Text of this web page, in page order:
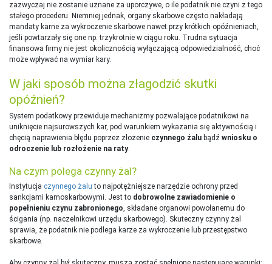
zazwyczaj nie zostanie uznane za uporczywe, o ile podatnik nie czyni z tego
stałego procederu. Niemniej jednak, organy skarbowe często nakładają
mandaty karne za wykroczenie skarbowe nawet przy krótkich opóźnieniach,
jeśli powtarzały się one np. trzykrotnie w ciągu roku. Trudna sytuacja
finansowa firmy nie jest okolicznością wyłączającą odpowiedzialność, choć
może wpływać na wymiar kary.
W jaki sposób można złagodzić skutki
opóźnień?
System podatkowy przewiduje mechanizmy pozwalające podatnikowi na
uniknięcie najsurowszych kar, pod warunkiem wykazania się aktywnością i
chęcią naprawienia błędu poprzez złożenie czynnego żalu bądź wniosku o
odroczenie lub rozłożenie na raty.
Na czym polega czynny żal?
Instytucja czynnego żalu to najpotężniejsze narzędzie ochrony przed
sankcjami karnoskarbowymi. Jest to dobrowolne zawiadomienie o
popełnieniu czynu zabronionego , składane organowi powołanemu do
ścigania (np. naczelnikowi urzędu skarbowego). Skuteczny czynny żal
sprawia, że podatnik nie podlega karze za wykroczenie lub przestępstwo
skarbowe.